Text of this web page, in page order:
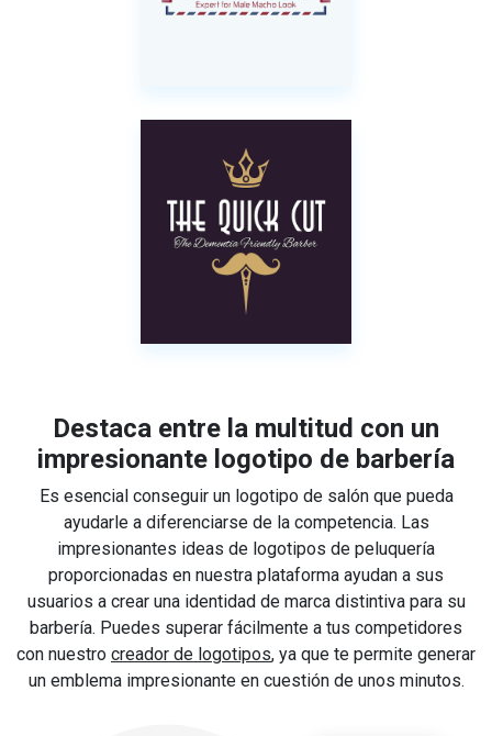
Destaca entre la multitud con un
impresionante logotipo de barbería
Es esencial conseguir un logotipo de salón que pueda
ayudarle a diferenciarse de la competencia. Las
impresionantes ideas de logotipos de peluquería
proporcionadas en nuestra plataforma ayudan a sus
usuarios a crear una identidad de marca distintiva para su
barbería. Puedes superar fácilmente a tus competidores
con nuestro creador de logotipos, ya que te permite generar
un emblema impresionante en cuestión de unos minutos.